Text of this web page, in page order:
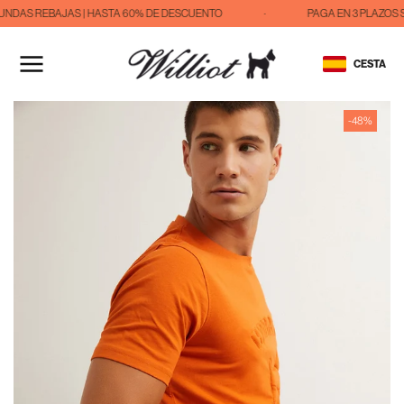
IR
CONTENIDO
REBAJAS | HASTA 60% DE DESCUENTO PAGA EN 3 PLAZOS
CESTA
-48%